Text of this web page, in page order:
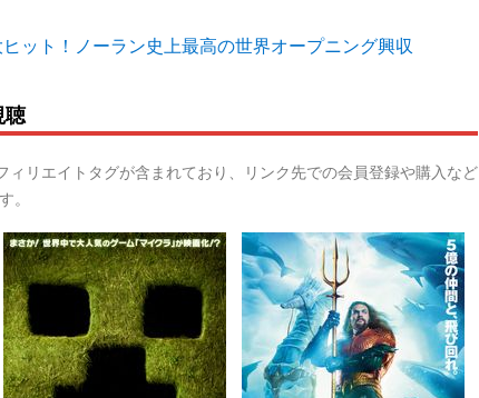
ヒット！ノーラン史上最高の世界オープニング興収
聴
ィリエイトタグが含まれており、リンク先での会員登録や購入など
。